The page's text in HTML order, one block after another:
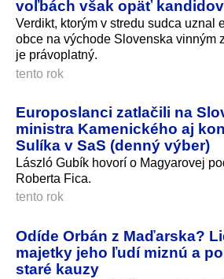
voľbách však opäť
Verdikt, ktorým v stredu sudca uznal
obce na východe Slovenska vinným
je právoplatný.
tento rok
Europoslanci zatlačili na
ministra Kamenického aj
Sulíka v SaS (denný výber)
László Gubík hovorí o Magyarovej
Roberta Fica.
tento rok
Odíde Orbán z Maďarska?
majetky jeho ľudí miznú a
staré kauzy